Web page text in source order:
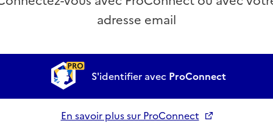
adresse email
S'identifier avec ProConnect
En savoir plus sur ProConnect